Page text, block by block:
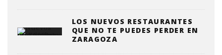
LOS NUEVOS RESTAURANTES
QUE NO TE PUEDES PERDER EN
ZARAGOZA